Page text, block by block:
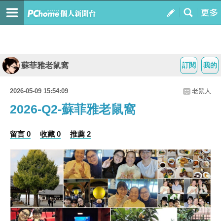
我的
訂閱
蘇菲雅老鼠窩
2026-05-09 15:54:09 老鼠人
2026-Q2-蘇菲雅老鼠窩
留言 0 收藏 0 推薦 2